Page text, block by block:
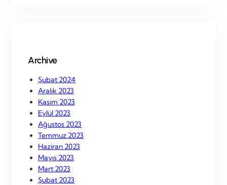
Archive
Şubat 2024
Aralık 2023
Kasım 2023
Eylül 2023
Ağustos 2023
Temmuz 2023
Haziran 2023
Mayıs 2023
Mart 2023
Şubat 2023